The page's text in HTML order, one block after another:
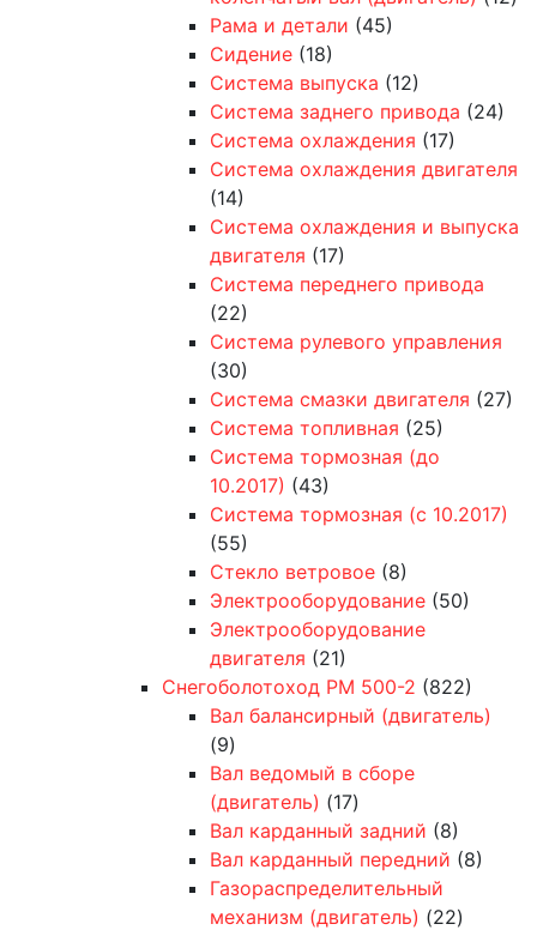
Рама и детали (45)
Сидение (18)
Система выпуска (12)
Система заднего привода (24)
Система охлаждения (17)
Система охлаждения двигателя
(14)
Система охлаждения и выпуска
двигателя (17)
Система переднего привода
(22)
Система рулевого управления
(30)
Система смазки двигателя (27)
Система топливная (25)
Система тормозная (до
10.2017) (43)
Система тормозная (с 10.2017)
(55)
Стекло ветровое (8)
Электрооборудование (50)
Электрооборудование
двигателя (21)
Снегоболотоход РМ 500-2 (822)
Вал балансирный (двигатель)
(9)
Вал ведомый в сборе
(двигатель) (17)
Вал карданный задний (8)
Вал карданный передний (8)
Газораспределительный
механизм (двигатель) (22)